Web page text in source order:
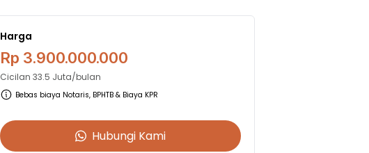
Harga
Rp 3.900.000.000
Cicilan33.5 Juta/bulan
Bebas biaya Notaris, BPHTB & Biaya KPR
Hubungi Kami